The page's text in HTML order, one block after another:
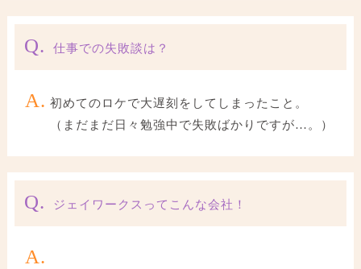
Q. 仕事での失敗談は？
A. 初めてのロケで大遅刻をしてしまったこと。
（まだまだ日々勉強中で失敗ばかりですが…。）
Q. ジェイワークスってこんな会社！
A.